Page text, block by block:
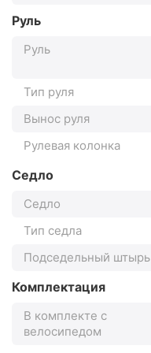
Руль
Руль
Тип руля
Вынос руля
Рулевая колонка
Седло
Седло
Тип седла
Подседельный штырь
Комплектация
В комплекте с
велосипедом